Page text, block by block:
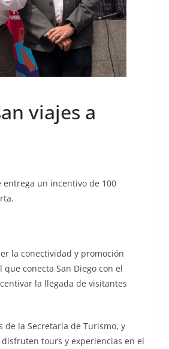
viajes a
un incentivo de 100
la conectividad y promoción
conecta San Diego con el
la llegada de visitantes
de la Secretaría de Turismo, y
tours y experiencias en el